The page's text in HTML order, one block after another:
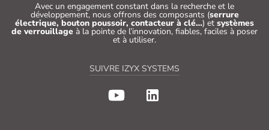
Avec un engagement constant dans la recherche et le
développement, nous offrons des composants (serrure
électrique, bouton poussoir, contacteur à clé…) et systèmes
de verrouillage à la pointe de l’innovation, fiables, faciles à poser
et à utiliser.
SUIVRE IZYX SYSTEMS